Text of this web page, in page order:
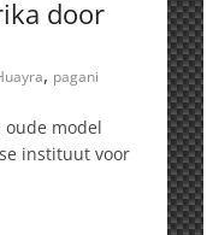
door
, pagani
model
instituut voor